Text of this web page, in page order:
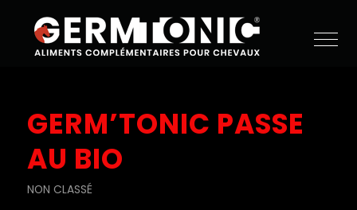
GERM’TONIC PASSE
AU BIO
NON CLASSÉ